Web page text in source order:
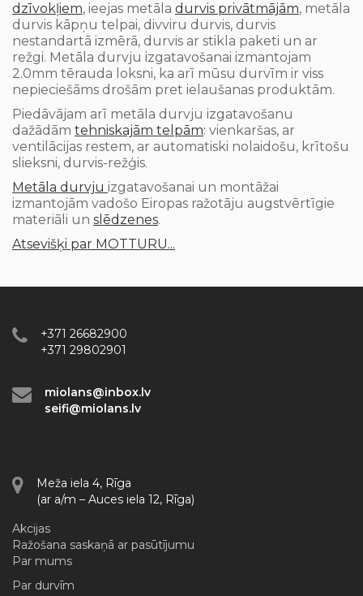
dzīvokļiem, ieejas metāla durvis privātmājām, metāla
durvis kāpņu telpai, divviru durvis, durvis
nestandartā izmērā, durvis ar stikla paketi un ar
režgi. Metāla durvju izgatavošanai izmantojam
2.0mm tērauda loksni, ka arī mūsu durvīm ir viss
nepieciešāms drošām pret ielaušanas produktām.
Piedāvājam arī metāla durvju izgatavošanu
dažādām tehniskajām telpām: vienkaršas, ar
ventilācijas restem, ar automatiski nolaidošu, krītošu
slieksni, durvis-režģis.
Metāla durvju izgatavošanai un montāžai
izmantojām vadošo Eiropas ražotāju augstvērtīgie
materiāli un slēdzenes.
Atsevišķi par MOTTURU...
+371 26682900
+371 29802901
miolans@inbox.lv
seifi@miolans.lv
Meža iela 4, Rīga
(ar a/m – Auces iela 12, Rīga)
Akcijas
Ražošana saskaņā ar pasūtījumu
Par mums
Par durvīm